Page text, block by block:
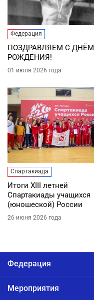
Федерация
ПОЗДРАВЛЯЕМ С ДНЁМ
РОЖДЕНИЯ!
01 июля 2026 года
Спартакиада
Итоги XIII летней
Спартакиады учащихся
(юношеской) России
26 июня 2026 года
Федерация
Мероприятия